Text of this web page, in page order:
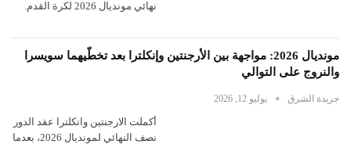
نهائي مونديال 2026 لكرة القدم.
مونديال 2026: مواجهة بين الأرجنتين وإنكلترا بعد تخطّيهما سويسرا
والنروج على التوالي
جريدة الشرق يوليو 12, 2026
أكملت الارجنتين وانكلترا عقد الدور
نصف النهائي لمونديال 2026، بعدما